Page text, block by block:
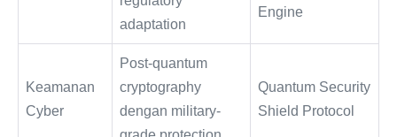
adaptation
Engine
Keamanan
Cyber
Post-quantum
cryptography
dengan military-
Quantum Security
Shield Protocol